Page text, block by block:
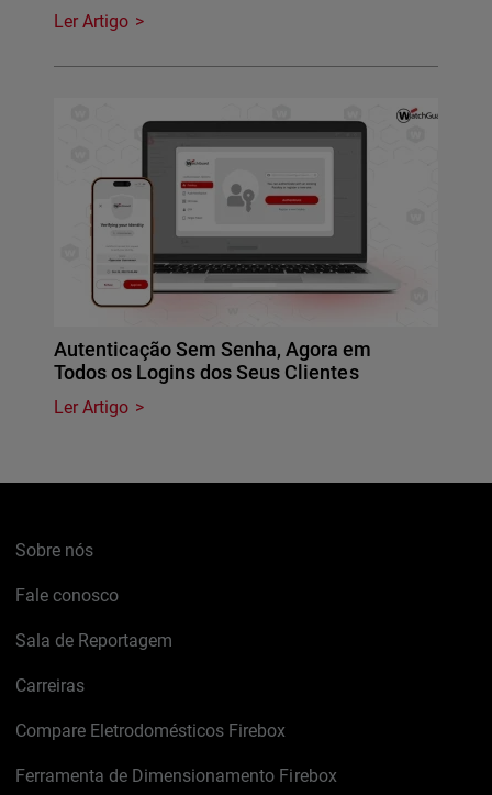
Ler Artigo
Autenticação Sem Senha, Agora em
Todos os Logins dos Seus Clientes
Ler Artigo
Sobre nós
Fale conosco
Sala de Reportagem
Carreiras
Compare Eletrodomésticos Firebox
Ferramenta de Dimensionamento Firebox